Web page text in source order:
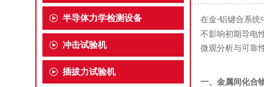
半导体力学检测设备
冲击试验机
插拔力试验机
在金-铝键合系统
不影响初期导电
微观分析与可靠
一、 金属间化合